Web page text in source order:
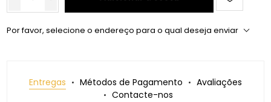
Por favor, selecione o endereço para o qual deseja enviar
Entregas Métodos de Pagamento
Avaliações
Contacte-nos